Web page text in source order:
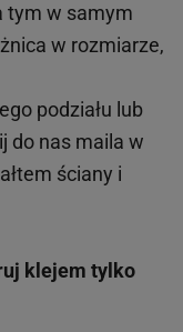
tym w samym
w rozmiarze,
podziału lub
do nas maila w
ściany i
klejem tylko